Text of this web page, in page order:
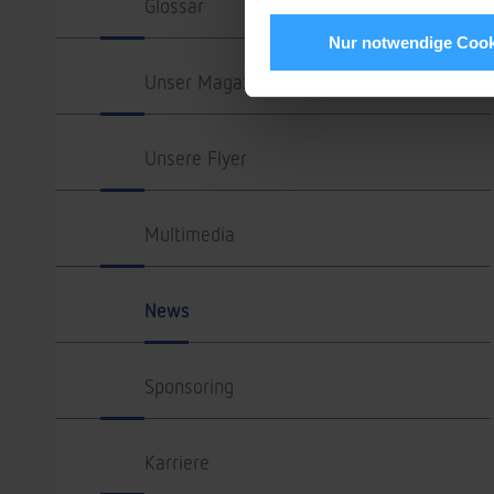
Nur notwendige
Glossar
Unser Magazin
Unsere Flyer
Multimedia
News
Sponsoring
Karriere